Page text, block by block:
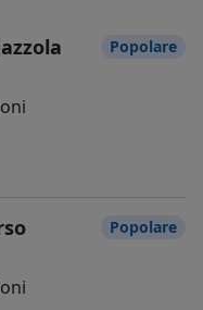
Popolare
Popolare